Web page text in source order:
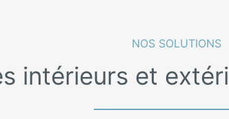
NOS SOLUTIONS
intérieurs et